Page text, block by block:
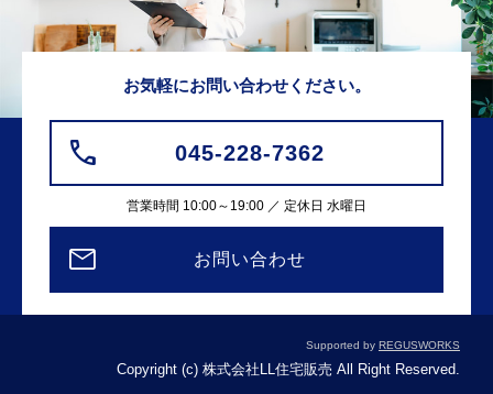
お気軽にお問い合わせください。
045-228-7362
営業時間 10:00～19:00 ／ 定休日 水曜日
お問い合わせ
Supported by REGUSWORKS
Copyright (c) 株式会社LL住宅販売 All Right Reserved.